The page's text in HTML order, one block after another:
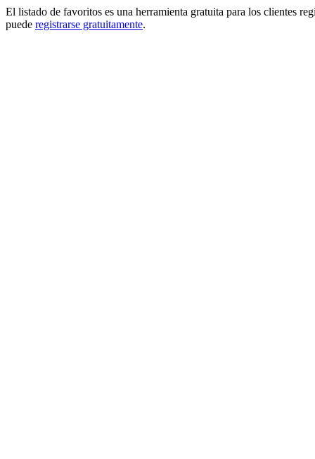
El listado de favoritos es una herramienta gratuita para los clientes
puede registrarse gratuitamente.